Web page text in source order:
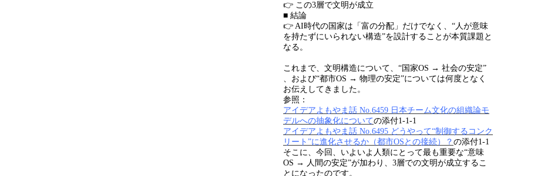
👉 この3層で文明が成立
■ 結論
👉 AI時代の国家は「富の分配」だけでなく、 “人が意味
を持たずにいられない構造”を設計することが本質課題と
なる。
これまで、文明構造について、“国家OS → 社会の安定”
、および“都市OS → 物理の安定”については何度となく
お伝えしてきました。
参照：
アイデアよもやま話 No.6459 日本チーム文化の組織論モ
デルへの抽象化についての添付1-1-1
アイデアよもやま話 No.6495 どうやって“制御するコンク
リート”に進化させるか（都市OSとの接続）？ の添付1-1
そこに、今回、いよいよ人類にとって最も重要な“意味
OS → 人間の安定”が加わり、 3層での文明が成立するこ
とになったのです。